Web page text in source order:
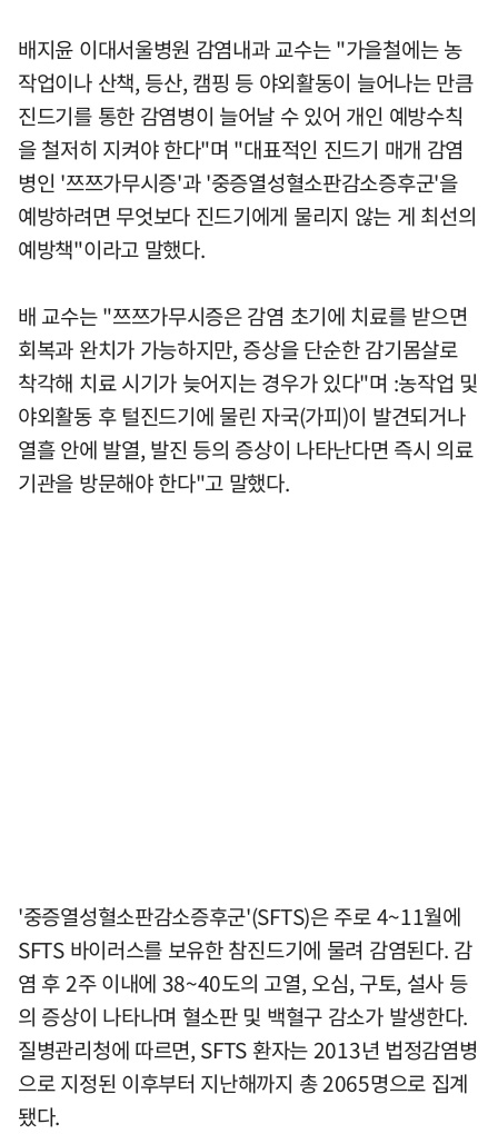
배지윤 이대서울병원 감염내과 교수는 "가을철에는 농
작업이나 산책, 등산, 캠핑 등 야외활동이 늘어나는 만큼
진드기를 통한 감염병이 늘어날 수 있어 개인 예방수칙
을 철저히 지켜야 한다"며 "대표적인 진드기 매개 감염
병인 '쯔쯔가무시증'과 '중증열성혈소판감소증후군'을
예방하려면 무엇보다 진드기에게 물리지 않는 게 최선의
예방책"이라고 말했다.
배 교수는 "쯔쯔가무시증은 감염 초기에 치료를 받으면
회복과 완치가 가능하지만, 증상을 단순한 감기몸살로
착각해 치료 시기가 늦어지는 경우가 있다"며 :농작업 및
야외활동 후 털진드기에 물린 자국(가피)이 발견되거나
열흘 안에 발열, 발진 등의 증상이 나타난다면 즉시 의료
기관을 방문해야 한다"고 말했다.
'중증열성혈소판감소증후군'(SFTS)은 주로 4~11월에
SFTS 바이러스를 보유한 참진드기에 물려 감염된다. 감
염 후 2주 이내에 38~40도의 고열, 오심, 구토, 설사 등
의 증상이 나타나며 혈소판 및 백혈구 감소가 발생한다.
질병관리청에 따르면, SFTS 환자는 2013년 법정감염병
으로 지정된 이후부터 지난해까지 총 2065명으로 집계
됐다.